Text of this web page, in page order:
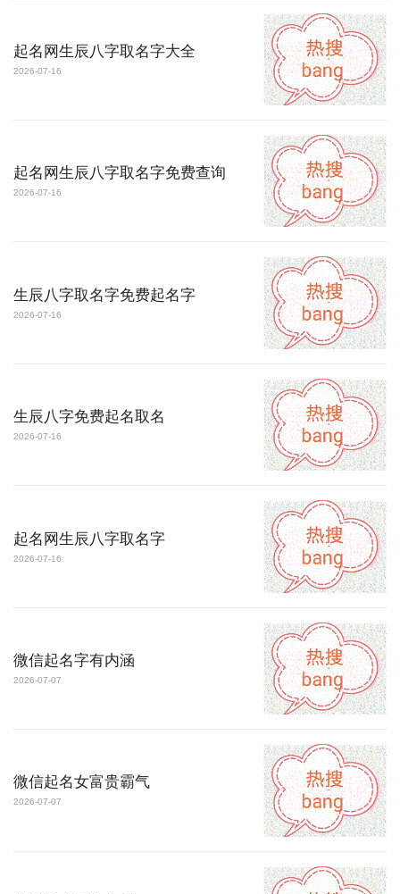
起名网生辰八字取名字大全
2026-07-16
起名网生辰八字取名字免费查询
2026-07-16
生辰八字取名字免费起名字
2026-07-16
生辰八字免费起名取名
2026-07-16
起名网生辰八字取名字
2026-07-16
微信起名字有内涵
2026-07-07
微信起名女富贵霸气
2026-07-07